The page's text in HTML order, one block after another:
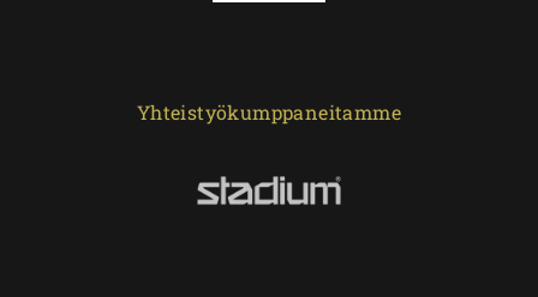
Yhteistyökumppaneitamme